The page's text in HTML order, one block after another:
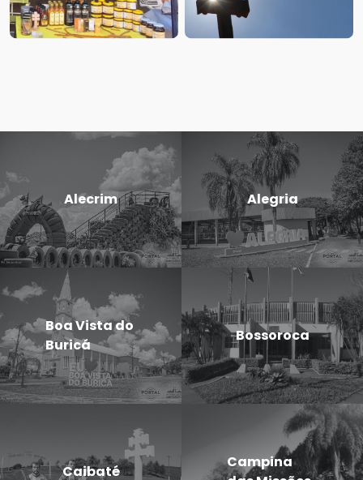
Alecrim Alegria
Boa Vista do
Buricá
Bossoroca
Caibaté
Campina